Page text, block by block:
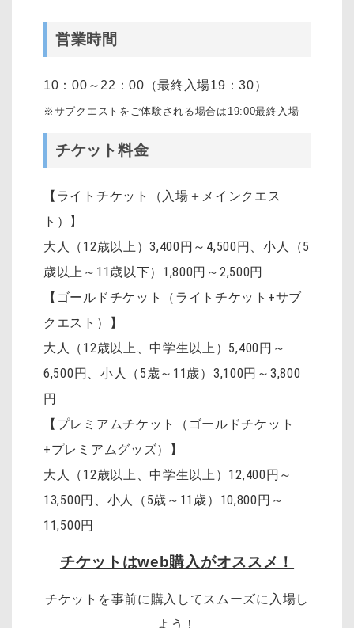
営業時間
10：00～22：00（最終入場19：30）
※サブクエストをご体験される場合は19:00最終入場
チケット料金
【ライトチケット（入場＋メインクエス
ト）】
大人（12歳以上）3,400円～4,500円 、小人（5
歳以上～11歳以下）1,800円～2,500円
【ゴールドチケット（ライトチケット+サブ
クエスト）】
大人（12歳以上、中学生以上）5,400円～
6,500円、小人（5歳～11歳）3,100円～3,800
円
【プレミアムチケット（ゴールドチケット
+プレミアムグッズ）】
大人（12歳以上、中学生以上）12,400円～
13,500円、小人（5歳～11歳）10,800円～
11,500円
チケットはweb購入がオススメ！
チケットを事前に購入してスムーズに入場し
よう！